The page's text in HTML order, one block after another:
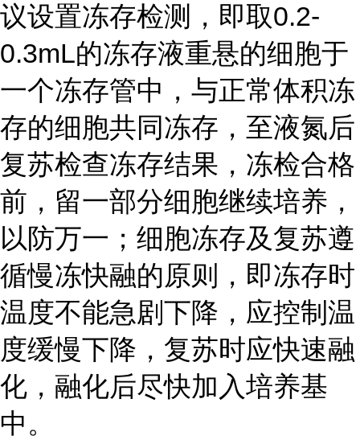
议设置冻存检测，即取0.2-
0.3mL的冻存液重悬的细胞于
一个冻存管中，与正常体积冻
存的细胞共同冻存，至液氮后
复苏检查冻存结果，冻检合格
前，留一部分细胞继续培养，
以防万一；细胞冻存及复苏遵
循慢冻快融的原则，即冻存时
温度不能急剧下降，应控制温
度缓慢下降，复苏时应快速融
化，融化后尽快加入培养基
中。